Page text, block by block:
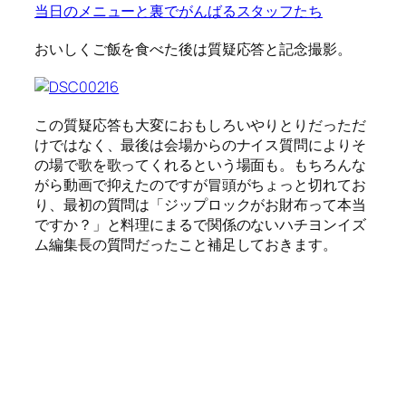
当日のメニューと裏でがんばるスタッフたち
おいしくご飯を食べた後は質疑応答と記念撮影。
この質疑応答も大変におもしろいやりとりだっただ
けではなく、最後は会場からのナイス質問によりそ
の場で歌を歌ってくれるという場面も。もちろんな
がら動画で抑えたのですが冒頭がちょっと切れてお
り、最初の質問は「ジップロックがお財布って本当
ですか？」と料理にまるで関係のないハチヨンイズ
ム編集長の質問だったこと補足しておきます。